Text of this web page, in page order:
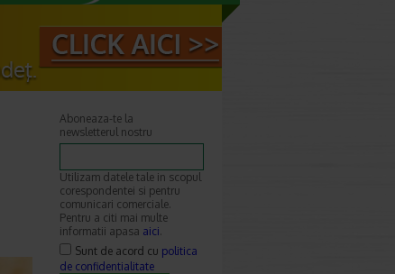
Aboneaza-te la
newsletterul nostru
Utilizam datele tale in scopul
corespondentei si pentru
comunicari comerciale.
Pentru a citi mai multe
informatii apasa aici.
Sunt de acord cu politica
de confidentialitate